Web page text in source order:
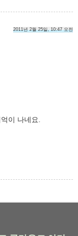
2011년 2월 25일, 10:47 오전
이 나네요.